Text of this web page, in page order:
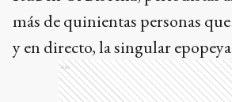
más de quinientas personas
y en directo, la singular
Ads